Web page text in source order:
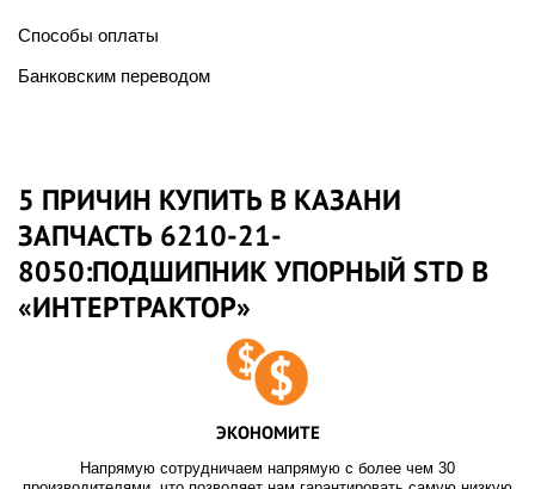
Способы оплаты
Банковским переводом
5 ПРИЧИН КУПИТЬ В КАЗАНИ
ЗАПЧАСТЬ 6210-21-
8050:ПОДШИПНИК УПОРНЫЙ STD В
«ИНТЕРТРАКТОР»
ЭКОНОМИТЕ
Напрямую сотрудничаем напрямую с более чем 30